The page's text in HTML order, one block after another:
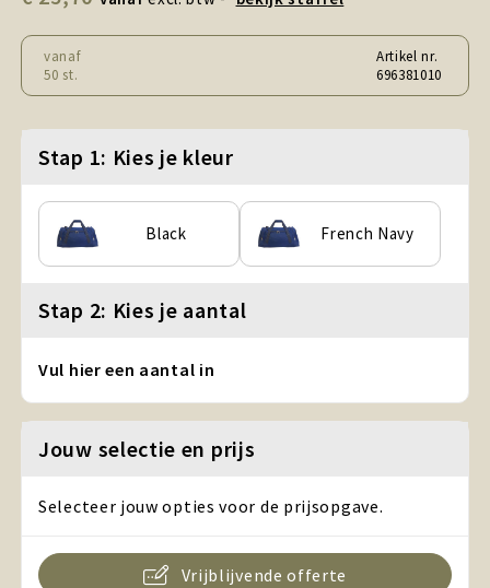
Snoepgoed en Koek
Sport, Spel en Speelgoed
Technologie
Tassen
vanaf
50 st.
Artikel nr.
696381010
Stap 1: Kies je kleur
Black French Navy
Stap 2: Kies je aantal
Vul hier een aantal in
Jouw selectie en prijs
Selecteer jouw opties voor de prijsopgave.
Vrijblijvende offerte